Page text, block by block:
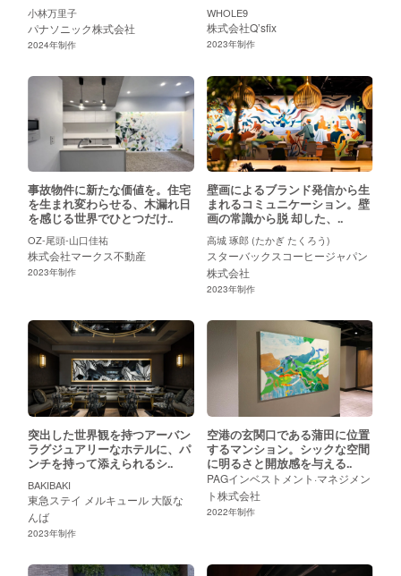
小林万里子
パナソニック株式会社
2024年制作
WHOLE9
株式会社Q’sfix
2023年制作
事故物件に新たな価値を。住宅
を生まれ変わらせる、木漏れ日
を感じる世界でひとつだけ..
OZ-尾頭-山口佳祐
株式会社マークス不動産
2023年制作
壁画によるブランド発信から生
まれるコミュニケーション。壁
画の常識から脱 却した、..
高城 琢郎 (たかぎ たくろう)
スターバックスコーヒージャパン
株式会社
2023年制作
突出した世界観を持つアーバン
ラグジュアリーなホテルに、パ
ンチを持って添えられるシ..
BAKIBAKI
東急ステイ メルキュール 大阪な
んば
2023年制作
空港の玄関口である蒲田に位置
するマンション。シックな空間
に明るさと開放感を与える..
PAGインベストメント·マネジメン
ト株式会社
2022年制作